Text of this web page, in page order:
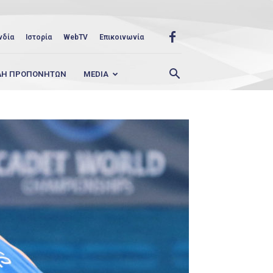
Ιστορία WebTV Επικοινωνία
ΠΡΟΠΟΝΗΤΩΝ MEDIA